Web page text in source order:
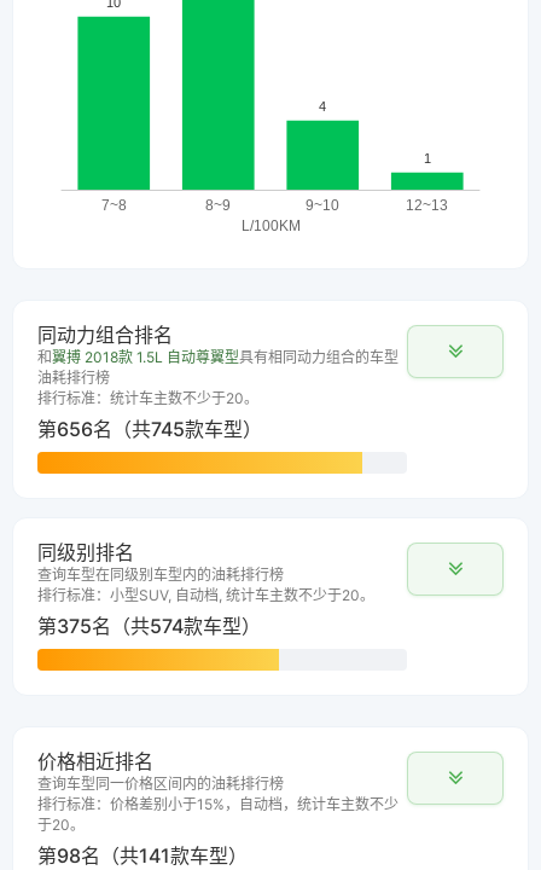
同动力组合排名
和翼搏 2018款 1.5L 自动尊翼型具有相同动力组合的车型
油耗排行榜
排行标准：统计车主数不少于20。
第656名（共745款车型）
同级别排名
查询车型在同级别车型内的油耗排行榜
排行标准：小型SUV, 自动档, 统计车主数不少于20。
第375名（共574款车型）
价格相近排名
查询车型同一价格区间内的油耗排行榜
排行标准：价格差别小于15%，自动档，统计车主数不少
于20。
第98名（共141款车型）